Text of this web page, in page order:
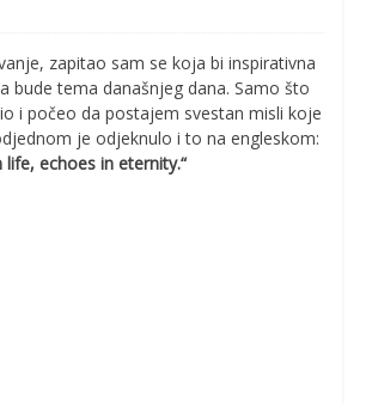
zapitao sam se koja bi inspirativna
bude tema današnjeg dana. Samo što
i počeo da postajem svestan misli koje
je odjeknulo i to na engleskom:
life, echoes in eternity.“